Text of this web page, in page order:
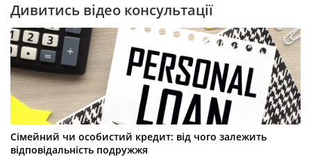
Дивитись відео консультації
Сімейний чи особистий кредит: від чого залежить
відповідальність подружжя